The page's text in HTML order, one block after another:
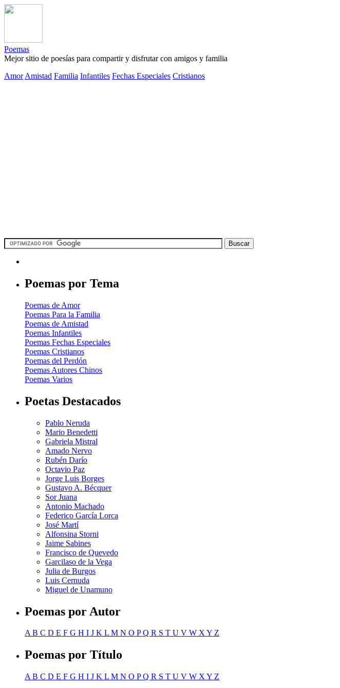
Poemas
Mejor sitio de poesías para compartir y disfrutar con amigos y familia
Amor Amistad Familia Infantiles Fechas Especiales Cristianos
Poemas por Tema
Poemas de Amor
Poemas Para la Familia
Poemas de Amistad
Poemas Infantiles
Poemas Fechas Especiales
Poemas Cristianos
Poemas del Perdón
Poemas Autores Chinos
Poemas Varios
Poetas Destacados
Pablo Neruda
Mario Benedetti
Gabriela Mistral
Amado Nervo
Rubén Darío
Octavio Paz
Jorge Luis Borges
Gustavo A. Bécquer
Sor Juana
Antonio Machado
Federico García Lorca
José Martí
Alfonsina Storni
Jaime Sabines
Francisco de Quevedo
Garcilaso de la Vega
Julia de Burgos
Luis Cernuda
Miguel de Unamuno
Poemas por Autor
AB C D E F G H I J K L M N O PQ R S T U V W XY Z
Poemas por Título
A B C D E F G H I J K L M N O PQ R S T U V W X Y Z